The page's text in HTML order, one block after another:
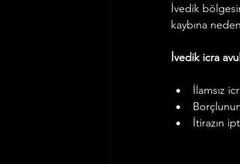
İvedik
kaybına
İvedik icra
İlamsız
İtirazın